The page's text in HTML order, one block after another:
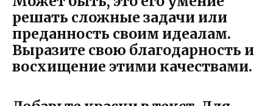
решать сложные задачи или
преданность своим идеалам.
Выразите свою благодарность и
восхищение этими качествами.